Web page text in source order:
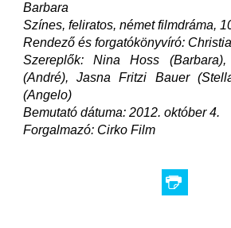
Barbara
Színes, feliratos, német filmdráma,
Rendező és forgatókönyvíró:
Szereplők: Nina Hoss
(André), Jasna Fritzi Bauer
(Angelo)
Bemutató dátuma: 2012. október 4.
Forgalmazó: Cirko Film